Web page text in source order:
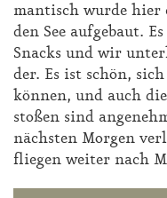
man­tisch wur­de
den See auf­ge­baut.
Snacks und wir
der. Es ist schön,
kön­nen, und auch
sto­ßen sind
nächs­ten Mor­gen
flie­gen wei­ter nach